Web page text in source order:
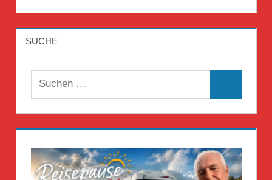
SUCHE
Suchen